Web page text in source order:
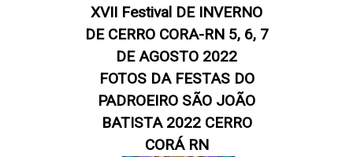
XVII Festival DE INVERNO
DE CERRO CORA-RN 5, 6, 7
DE AGOSTO 2022
FOTOS DA FESTAS DO
PADROEIRO SÃO JOÃO
BATISTA 2022 CERRO
CORÁ RN